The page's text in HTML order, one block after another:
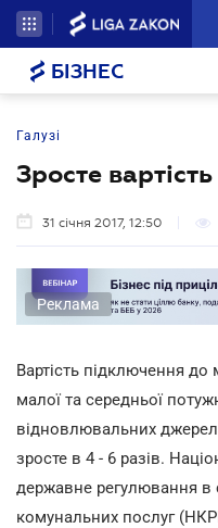
БІЗНЕС
Галузі
Зросте
31 січня 2017, 12:50
Реклама
Вартість підключення до
малої та середньої
відновлювальних
зросте в 4 - 6 разів.
державне регулювання в
комунальних послуг